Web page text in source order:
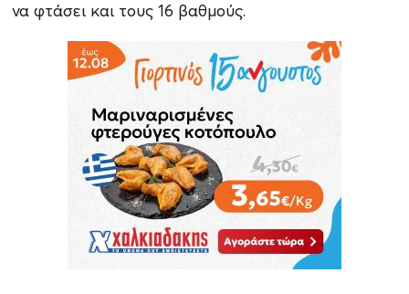
να φτάσει και τους 16 βαθμούς.